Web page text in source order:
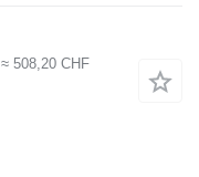
≈ 508,20 CHF